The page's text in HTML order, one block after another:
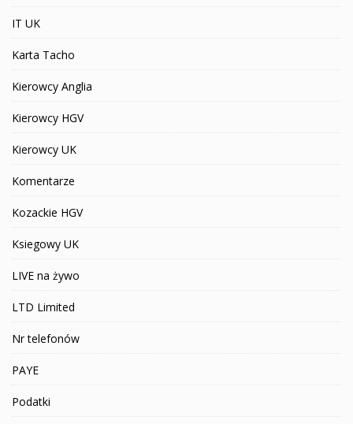
IT UK
Karta Tacho
Kierowcy Anglia
Kierowcy HGV
Kierowcy UK
Komentarze
Kozackie HGV
Ksiegowy UK
LIVE na żywo
LTD Limited
Nr telefonów
PAYE
Podatki